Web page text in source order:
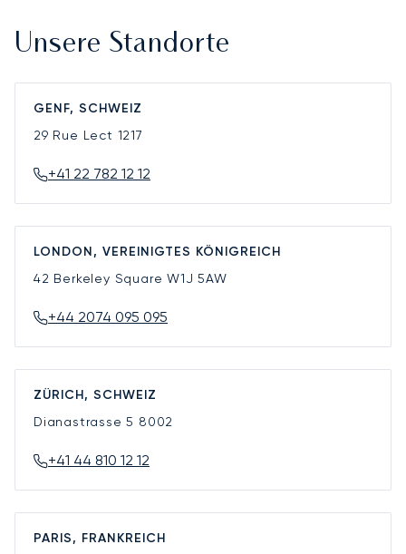
Unsere Standorte
GENF, SCHWEIZ
29 Rue Lect 1217
+41 22 782 12 12
LONDON, VEREINIGTES KÖNIGREICH
42 Berkeley SquareW1J 5AW
+44 2074 095 095
ZÜRICH, SCHWEIZ
Dianastrasse 5 8002
+41 44 810 12 12
PARIS, FRANKREICH